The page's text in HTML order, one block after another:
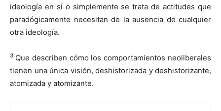
ideología en sí o simplemente se trata de actitudes que
paradógicamente necesitan de la ausencia de cualquier
otra ideología.
3 Que describen cómo los comportamientos neoliberales
tienen una única visión, deshistorizada y deshistorizante,
atomizada y atomizante.